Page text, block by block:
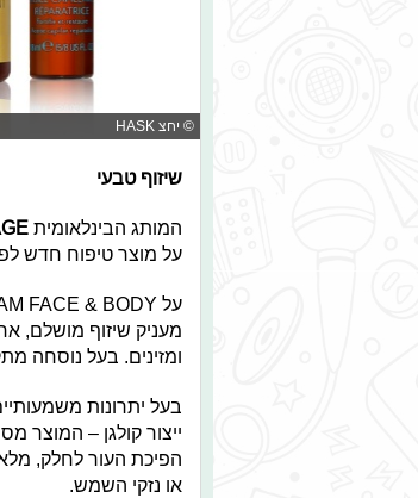
© יחצ HASK
שיזוף טבעי
המותג הבינלאומית
על מוצר טיפוח חדש
מעניק שיזוף מושלם,
ומזינים. בעל נוסחה
בעל יתרונות
ייצור קולגן – המוצר
הפיכת העור לחלק, מלא
או נזקי השמש.